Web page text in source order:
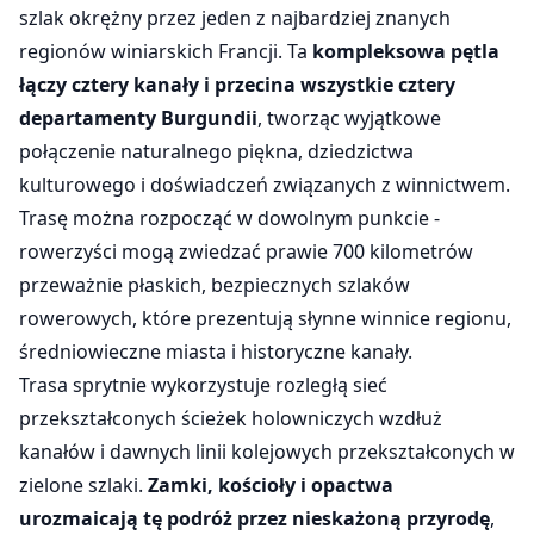
szlak okrężny przez jeden z najbardziej znanych
regionów winiarskich Francji. Ta kompleksowa pętla
łączy cztery kanały i przecina wszystkie cztery
departamenty Burgundii, tworząc wyjątkowe
połączenie naturalnego piękna, dziedzictwa
kulturowego i doświadczeń związanych z winnictwem.
Trasę można rozpocząć w dowolnym punkcie -
rowerzyści mogą zwiedzać prawie 700 kilometrów
przeważnie płaskich, bezpiecznych szlaków
rowerowych, które prezentują słynne winnice regionu,
średniowieczne miasta i historyczne kanały.
Trasa sprytnie wykorzystuje rozległą sieć
przekształconych ścieżek holowniczych wzdłuż
kanałów i dawnych linii kolejowych przekształconych w
zielone szlaki. Zamki, kościoły i opactwa
urozmaicają tę podróż przez nieskażoną przyrodę,